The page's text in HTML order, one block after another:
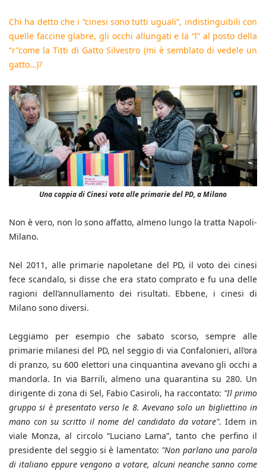
Chi ha detto che i “cinesi sono tutti uguali”, indistinguibili con
quelle faccine glabre, gli occhi allungati e la “l” al posto della
“r”come la Titti di Gatto Silvestro (mi è semblato di vedele un
gatto…)?
Una coppia di Cinesi vota alle primarie del PD, a Milano
Non è vero, non lo sono affatto, almeno lungo la tratta Napoli-
Milano.
Nel 2011, alle primarie napoletane del PD, il voto dei cinesi
fece scandalo, si disse che era stato comprato e fu una delle
ragioni dell’annullamento dei risultati. Ebbene, i cinesi di
Milano sono diversi.
Leggiamo per esempio che sabato scorso, sempre alle
primarie milanesi del PD, nel seggio di via Confalonieri, all’ora
di pranzo, su 600 elettori una cinquantina avevano gli occhi a
mandorla. In via Barrili, almeno una quarantina su 280. Un
dirigente di zona di Sel, Fabio Casiroli, ha raccontato: "Il primo
gruppo si è presentato verso le 8. Avevano solo un bigliettino in
mano con su scritto il nome del candidato da votare". Idem in
viale Monza, al circolo “Luciano Lama”, tanto che perfino il
presidente del seggio si è lamentato: "Non parlano una parola
di italiano eppure vengono a votare, alcuni neanche sanno come